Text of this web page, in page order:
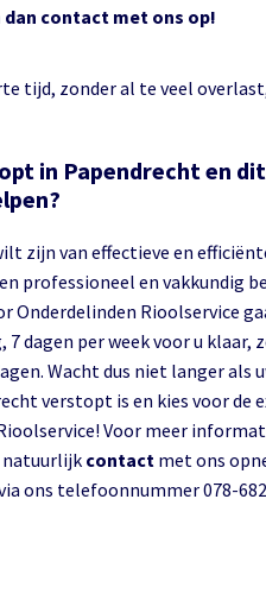
contact met ons op!
tijd, zonder al te veel
en dit door
zijn van effectieve en
professioneel en vakkundig
Onderdelinden Rioolservice
7 dagen per week voor u klaar,
Wacht dus niet langer als
experts
Voor meer
natuurlijk contact met ons
ons telefoonnummer 078-